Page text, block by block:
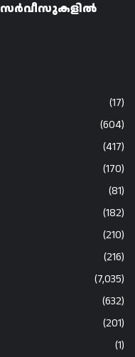
സർവീസുകളിൽ
(17)
(604)
(417)
(170)
(81)
(182)
(210)
(216)
(7,035)
(632)
(201)
(1)